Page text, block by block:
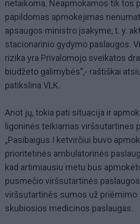
netaikoma. Neapmokamos tik tos
papildomas apmokėjimas
apsaugos ministro įsakyme, t. y.
stacionarinio gydymo paslaugos.
rizika yra Privalomojo sveikatos
biudžeto galimybės”,- raštiškai
patikslina VLK.
Anot jų, tokia pati situacija ir
ligoninės teikiamas viršsutartines
„Pasibaigus I ketvirčiui buvo
prioritetinės ambulatorinės
kad artimiausiu metu bus
pusmečio viršsutartinės
viršsutartinės sumos už priėmimo
skubiosios medicinos paslaugas.